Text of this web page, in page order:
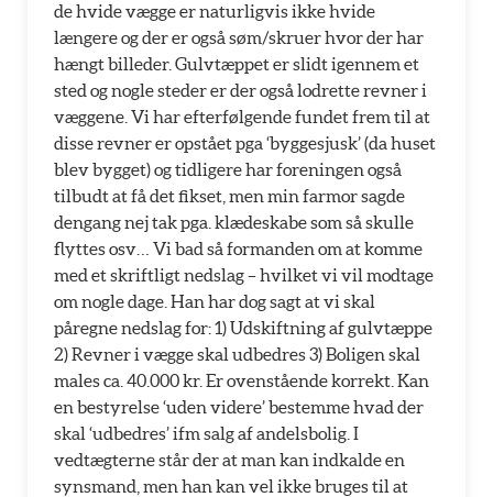
de hvide vægge er naturligvis ikke hvide
længere og der er også søm/skruer hvor der har
hængt billeder. Gulvtæppet er slidt igennem et
sted og nogle steder er der også lodrette revner i
væggene. Vi har efterfølgende fundet frem til at
disse revner er opstået pga ‘byggesjusk’ (da huset
blev bygget) og tidligere har foreningen også
tilbudt at få det fikset, men min farmor sagde
dengang nej tak pga. klædeskabe som så skulle
flyttes osv… Vi bad så formanden om at komme
med et skriftligt nedslag – hvilket vi vil modtage
om nogle dage. Han har dog sagt at vi skal
påregne nedslag for: 1) Udskiftning af gulvtæppe
2) Revner i vægge skal udbedres 3) Boligen skal
males ca. 40.000 kr. Er ovenstående korrekt. Kan
en bestyrelse ‘uden videre’ bestemme hvad der
skal ‘udbedres’ ifm salg af andelsbolig. I
vedtægterne står der at man kan indkalde en
synsmand, men han kan vel ikke bruges til at